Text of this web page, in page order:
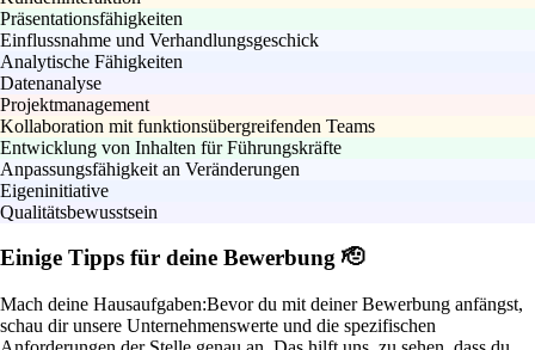
Präsentationsfähigkeiten
Einflussnahme und Verhandlungsgeschick
Analytische Fähigkeiten
Datenanalyse
Projektmanagement
Kollaboration mit funktionsübergreifenden Teams
Entwicklung von Inhalten für Führungskräfte
Anpassungsfähigkeit an Veränderungen
Eigeninitiative
Qualitätsbewusstsein
Einige Tipps für deine Bewerbung 🫡
Mach deine Hausaufgaben:Bevor du mit deiner Bewerbung anfängst,
schau dir unsere Unternehmenswerte und die spezifischen